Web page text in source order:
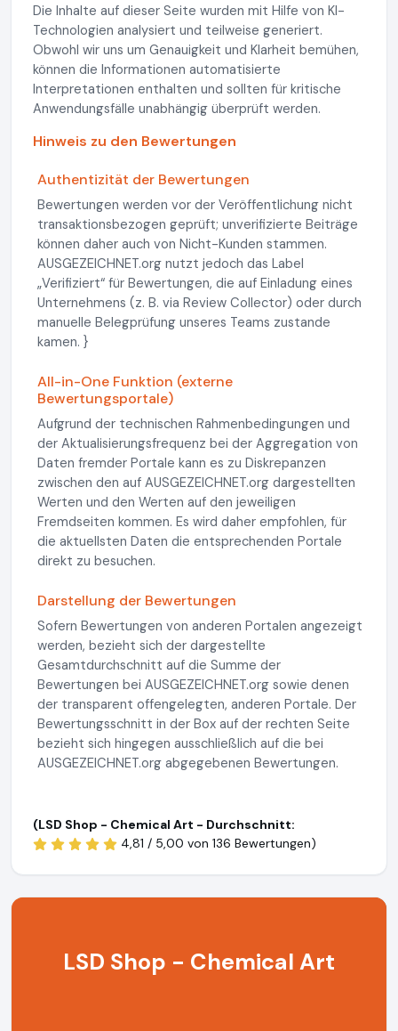
Die Inhalte auf dieser Seite wurden mit Hilfe von KI-
Technologien analysiert und teilweise generiert.
Obwohl wir uns um Genauigkeit und Klarheit bemühen,
können die Informationen automatisierte
Interpretationen enthalten und sollten für kritische
Anwendungsfälle unabhängig überprüft werden.
Hinweis zu den Bewertungen
Authentizität der Bewertungen
Bewertungen werden vor der Veröffentlichung nicht
transaktionsbezogen geprüft; unverifizierte Beiträge
können daher auch von Nicht-Kunden stammen.
AUSGEZEICHNET.org nutzt jedoch das Label
„Verifiziert“ für Bewertungen, die auf Einladung eines
Unternehmens (z. B. via Review Collector) oder durch
manuelle Belegprüfung unseres Teams zustande
kamen. }
All-in-One Funktion (externe
Bewertungsportale)
Aufgrund der technischen Rahmenbedingungen und
der Aktualisierungsfrequenz bei der Aggregation von
Daten fremder Portale kann es zu Diskrepanzen
zwischen den auf AUSGEZEICHNET.org dargestellten
Werten und den Werten auf den jeweiligen
Fremdseiten kommen. Es wird daher empfohlen, für
die aktuellsten Daten die entsprechenden Portale
direkt zu besuchen.
Darstellung der Bewertungen
Sofern Bewertungen von anderen Portalen angezeigt
werden, bezieht sich der dargestellte
Gesamtdurchschnitt auf die Summe der
Bewertungen bei AUSGEZEICHNET.org sowie denen
der transparent offengelegten, anderen Portale. Der
Bewertungsschnitt in der Box auf der rechten Seite
bezieht sich hingegen ausschließlich auf die bei
AUSGEZEICHNET.org abgegebenen Bewertungen.
(LSD Shop - Chemical Art - Durchschnitt:
4,81 / 5,00 von 136 Bewertungen)
LSD Shop - Chemical Art